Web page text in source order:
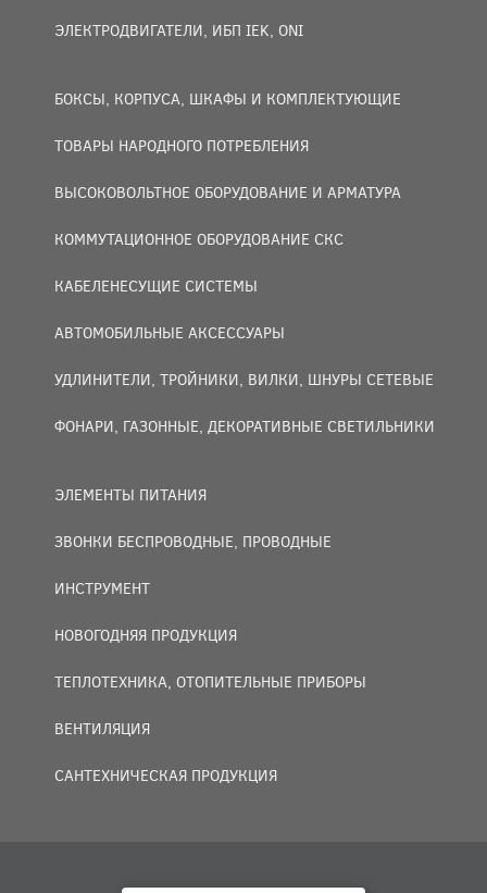
ЭЛЕКТРОДВИГАТЕЛИ, ИБП IEK, ONI
БОКСЫ, КОРПУСА, ШКАФЫ И КОМПЛЕКТУЮЩИЕ
ТОВАРЫ НАРОДНОГО ПОТРЕБЛЕНИЯ
ВЫСОКОВОЛЬТНОЕ ОБОРУДОВАНИЕ И АРМАТУРА
КОММУТАЦИОННОЕ ОБОРУДОВАНИЕ СКС
КАБЕЛЕНЕСУЩИЕ СИСТЕМЫ
АВТОМОБИЛЬНЫЕ АКСЕССУАРЫ
УДЛИНИТЕЛИ, ТРОЙНИКИ, ВИЛКИ, ШНУРЫ СЕТЕВЫЕ
ФОНАРИ, ГАЗОННЫЕ, ДЕКОРАТИВНЫЕ СВЕТИЛЬНИКИ
ЭЛЕМЕНТЫ ПИТАНИЯ
ЗВОНКИ БЕСПРОВОДНЫЕ, ПРОВОДНЫЕ
ИНСТРУМЕНТ
НОВОГОДНЯЯ ПРОДУКЦИЯ
ТЕПЛОТЕХНИКА, ОТОПИТЕЛЬНЫЕ ПРИБОРЫ
ВЕНТИЛЯЦИЯ
САНТЕХНИЧЕСКАЯ ПРОДУКЦИЯ